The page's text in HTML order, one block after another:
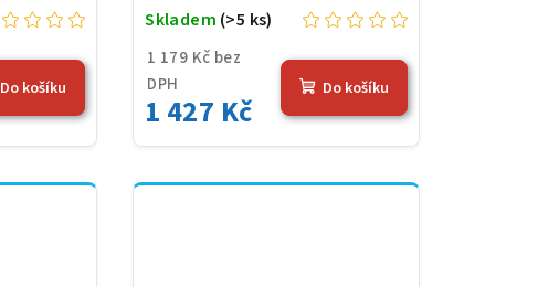
Do košíku
1 179 Kč bez
DPH
1 427 Kč
Skladem (>5 ks)
Do košíku